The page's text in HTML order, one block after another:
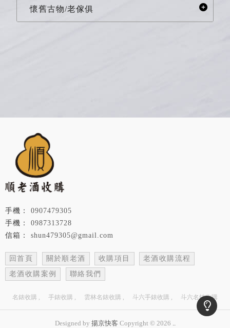
懷舊古物/老傢俱
0987313728
0907479305
shun479305@gmail.com
回首頁 關於順老酒 收購項目
老酒收購流程
老酒收購案例
聯絡我們
名錶收購 手錶收購 雲林名錶收購 斗六手錶收購 斗六名錶收購
Designed by 揚京快客 Copyright © 2026 ..